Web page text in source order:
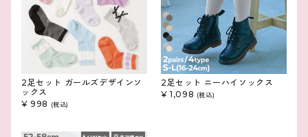
2足セット ガールズデザインソ
ックス
¥ 998
(税込)
2足セット ニーハイソックス
¥ 1,098 (税込)